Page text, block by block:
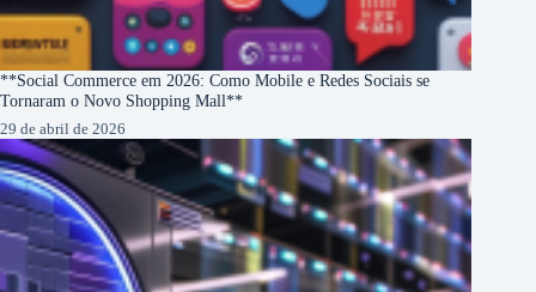
**Social Commerce em 2026: Como Mobile e Redes Sociais se
Tornaram o Novo Shopping Mall**
29 de abril de 2026